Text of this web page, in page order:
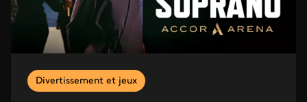
Divertissement et jeux